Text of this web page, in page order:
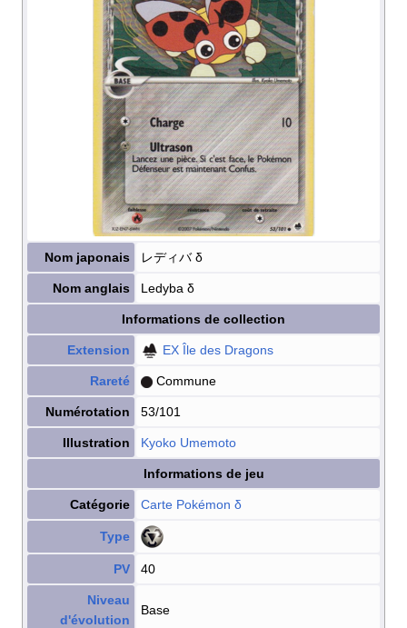
Nom japonais レディバ δ
Nom anglais Ledyba δ
Informations de collection
Extension EX Île des Dragons
Rareté Commune
Numérotation 53/101
Illustration Kyoko Umemoto
Informations de jeu
Catégorie Carte Pokémon δ
Type
PV 40
Niveau
d'évolution
Base